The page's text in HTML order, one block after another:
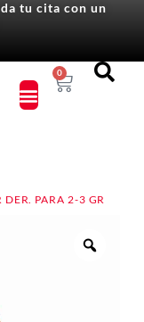
tu cita con un
0
PARA 2-3 GR